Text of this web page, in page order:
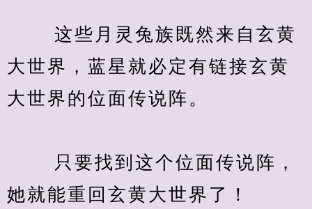
这些月灵兔族既然来自玄黄
大世界，蓝星就必定有链接玄黄
大世界的位面传说阵。
只要找到这个位面传说阵，
她就能重回玄黄大世界了！